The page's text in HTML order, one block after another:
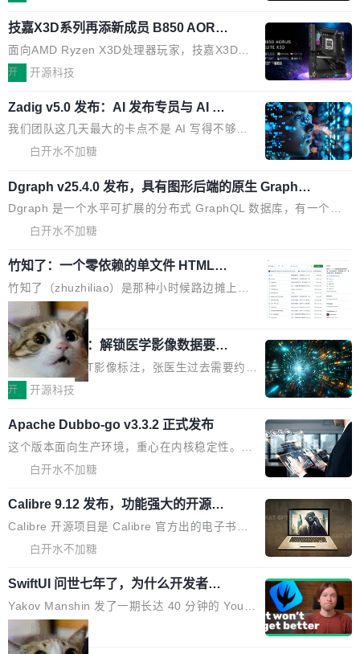
-2024 和 C23 编程接口标准的兼容性。 compat
_linux(8) 增强了对 Linux 系统调用的支持，包
括 epoll（围绕 kqueue 实现）、POSIX 消息队
列、...
发者及生态伙伴，系统呈现了平台在游戏领域的
完整能力版图——从IAP高价值用户的全周期经
营、到IAA游戏的“买变一体”正循环、再到联运与
广告协同的全链路经营闭环，以及面向全球市场
的出海增长布局。 华为终端云业务商业化销售负
责人在开场致辞中表示，游戏开发者的核心诉求
已不再是“多一个投放渠道”，而是一套能够持续
6的终端设备已突破7000万台，注册开发者数量
已突破 1100 万。随着鸿蒙生态汇聚越来越多的
技嘉X3D系列再添新成员 B850 AORU
S ELITE X3D主板强化性能体验
面向AMD Ryzen X3D处理器玩家，技嘉X3D系
列主板阵容迎来新成员——B850 AORUS ELITE
产品，B850 AORUS ELITE X3D延续技嘉在X3
D平台优化上的技术积累，旨在为游戏玩家带来
更稳定、更高效的装机选择。 B850 AORUS ELI
zen 9000/8000/7000系列处理器，并针对X3D
处理器特性进行平台级优化。其搭载X3D鸡血模
式2.0，可根据不同使用场景释放处理器潜力，
能表现。 在核心规格方面，B850 AO...
开 开源科技
Zadig v5.0 发布：AI 发布专员与 AI 审
查专员上线
我们团队这几天最大的卡点不是 AI 写得不够
好，是 AI 写得太好了。 好到审查排期从两天的
窗口推了又推。好到合进 main 分支的代码，我
们自己都没看完。 这事不是个例。GitLab 调研
过 1528 名开发者，85% 说 AI 把瓶颈从写代码
码、把关发版这两道关，还得靠人肉扛。 V5.0
想让 AI 一起盯。
白开水不加糖
Dgraph v25.4.0 发布，具有图形后端的原生 GraphQL
数据库
Dgraph 是一个水平可扩展的分布式 GraphQL 数据库，有一个图
形后端。作为一个原生的 GraphQL 数据库，它严格控制数据在磁
道和网络调用。 Dgraph v25.4.0 现已发布，具体更新内容包括： f
eat(zero)：Zero 现支持 --security superflag（token=...;whitelist
=...），与 Alpha 版本的格式一致，并据此对其管理 HTTP 端点进
行授权。 <blockquote> <p><span><strong>警告：</strong>&nb
sp;Zero 的 admin ...
白开水不加糖
竹知了：一个零依赖的单文件 HTML，
把儿时竹蝉玩具搬进浏览器
竹知了（zhuzhiliao）是那种小时候路边摊上几
块钱的玩意儿——一根小竹签，一个竹筒，一头
系着涂了松香的线。甩起来，竹膜震动，发出“哇
——哇”的蝉鸣声。实物越来越难找了，有开发者
把它做成了 Web 玩具，放在 zhuzhiliao.imsai.c
c 上，并在 GitHub 开源。 玩法很简单：按住屏
（圈/秒），声音来自真实竹知了录音的 1.72 秒
采样，无缝循环。音频解码失败时，还有一套合
成兜底——锯齿波振荡器模拟脉冲，并联带通共
擎是绳系质点模型：重力、弹性绳（只拉不
推）、空气阻力，1/240 秒定步长积...
局
30倍效率升级：解锁医学影像数据要素
价值化的真实路径
完成一例腹部CT影像标注，张医生过去需要约1
20个小时。他必须在数百张连续影像上，一笔一
用东软飞标医学影像标注平台，同样的工作缩短
至4小时，效率提升30倍。 这组数字背后，改变
的不只是速度，而是把医学影像转化为AI能力的
庞大，但不能直接用于训练模型。器官、病灶和
组织边界，必须由专业医生逐层识别、标记和校
正，才能成为机器能理解的高质量数据。医学影
的时间。 张医生是某三甲医院放射科副主任医
师，牵头一项腹部肌肉影像课题。他需要在数百
张CT影像上完成像素级精细分割，让系统"...
开 开源科技
Apache Dubbo-go v3.3.2 正式发布
这个版本面向生产环境，重心在内核稳定性。我
们彻底收敛了旧配置体系，扩展了 Triple 协议与
理，同时集中修了并发安全、资源泄漏和热路径
性能问题。
白开水不加糖
Calibre 9.12 发布，功能强大的开源电
子书工具
Calibre 开源项目是 Calibre 官方出的电子书管
理工具。它可以查看，转换，编辑和分类所有主
以在 Linux、Windows 和 macOS 上运行。 Cal
ibre 9.12 现已正式发布，此次更新内容如下：
新功能 macOS：在 Connect/Share 按钮中添加
通过 AirDop 共享书籍的功能 Content server：
白开水不加糖
SwiftUI 问世七年了，为什么开发者还
在骂它？
Yakov Manshin 发了一期长达 40 分钟的 YouT
ube 视频，标题是"SwiftUI 七年后：一个平庸的
故事"。视频核心观点很简单：SwiftUI 发布七年
局